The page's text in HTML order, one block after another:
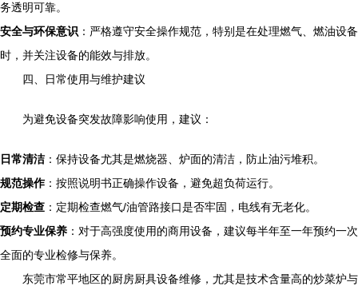
务透明可靠。
安全与环保意识 ：严格遵守安全操作规范，特别是在处理燃气、燃油设备
时，并关注设备的能效与排放。
四、日常使用与维护建议
为避免设备突发故障影响使用，建议：
日常清洁 ：保持设备尤其是燃烧器、炉面的清洁，防止油污堆积。
规范操作：按照说明书正确操作设备，避免超负荷运行。
定期检查 ：定期检查燃气/油管路接口是否牢固，电线有无老化。
预约专业保养 ：对于高强度使用的商用设备，建议每半年至一年预约一次
全面的专业检修与保养。
东莞市常平地区的厨房厨具设备维修，尤其是技术含量高的炒菜炉与